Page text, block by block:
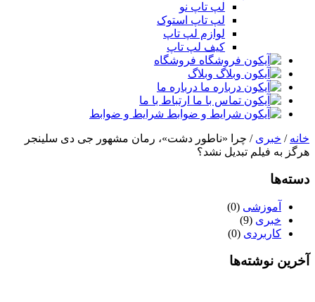
لپ تاپ نو
لپ تاپ استوک
لوازم لپ تاپ
کیف لپ تاپ
فروشگاه
وبلاگ
درباره ما
ارتباط با ما
شرایط و ضوابط
خانه / خبری / چرا «ناطور دشت»، رمان مشهور جی دی سلینجر
هرگز به فیلم تبدیل نشد؟
دسته‌ها
آموزشی (0)
خبری (9)
کاربردی (0)
آخرین نوشته‌ها